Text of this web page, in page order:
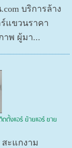
บริการล้าง
แขวนราคา
พ ผู้มา...
ดตั้งแอร์ ย้ายแอร์ ขาย
ะแกงาม